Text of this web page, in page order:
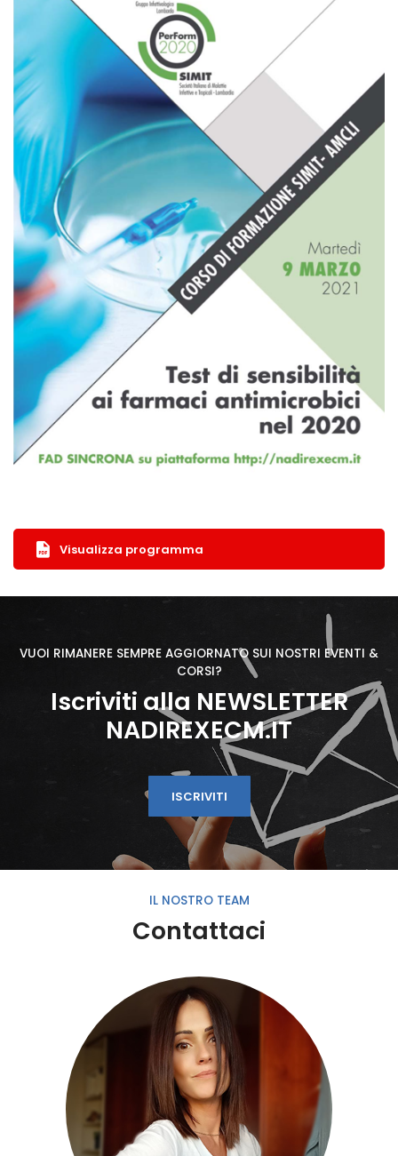
Visualizza programma
VUOI RIMANERE SEMPRE AGGIORNATO SUI NOSTRI EVENTI &
CORSI?
Iscriviti alla NEWSLETTER
NADIREXECM.IT
ISCRIVITI
IL NOSTRO TEAM
Contattaci